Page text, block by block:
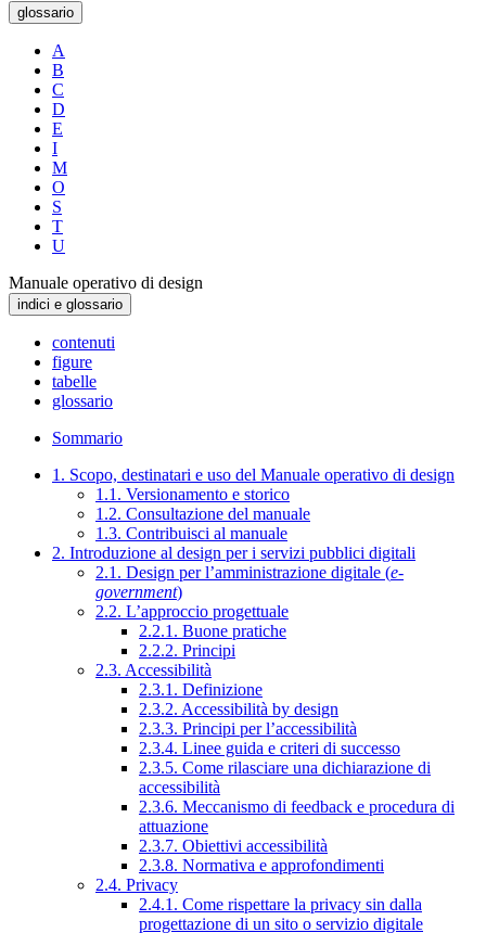
glossario
A
B
C
D
E
I
M
O
S
T
U
Manuale operativo di design
indici e glossario
contenuti
figure
tabelle
glossario
Sommario
1. Scopo, destinatari e uso del Manuale operativo di design
1.1. Versionamento e storico
1.2. Consultazione del manuale
1.3. Contribuisci al manuale
2. Introduzione al design per i servizi pubblici digitali
2.1. Design per l’amministrazione digitale (e-
government)
2.2. L’approccio progettuale
2.2.1. Buone pratiche
2.2.2. Principi
2.3. Accessibilità
2.3.1. Definizione
2.3.2. Accessibilità by design
2.3.3. Principi per l’accessibilità
2.3.4. Linee guida e criteri di successo
2.3.5. Come rilasciare una dichiarazione di
accessibilità
2.3.6. Meccanismo di feedback e procedura di
attuazione
2.3.7. Obiettivi accessibilità
2.3.8. Normativa e approfondimenti
2.4. Privacy
2.4.1. Come rispettare la privacy sin dalla
progettazione di un sito o servizio digitale